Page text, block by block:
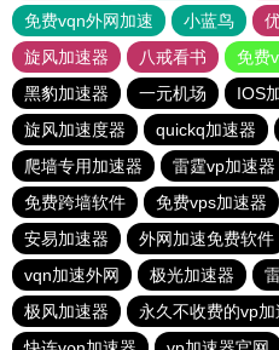
免费vqn外网加速
小蓝鸟
旋风加速器
八戒看书
免费
黑豹加速器
一元机场 IOS
旋风加速度器
quickq加速器
爬墙专用加速器
雷霆vp加速器
免费跨墙软件
免费vps加速器
安易加速器
外网加速免费软件
vqn加速外网
极光加速器
极风加速器
永久不收费的vp加